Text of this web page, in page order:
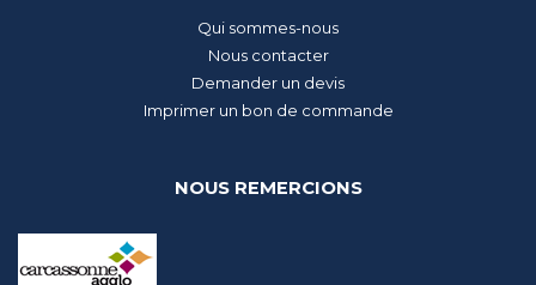
Qui sommes-nous
Nous contacter
Demander un devis
Imprimer un bon de commande
NOUS REMERCIONS